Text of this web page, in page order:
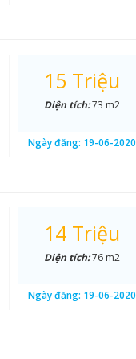
15 Triệu
Diện tích:73 m2
Ngày đăng: 19-06-2020
14 Triệu
Diện tích:76 m2
Ngày đăng: 19-06-2020